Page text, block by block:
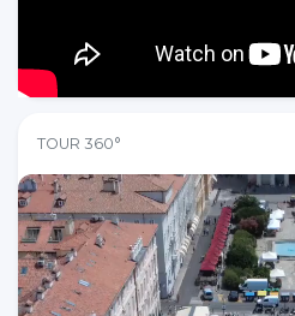
TOUR 360°